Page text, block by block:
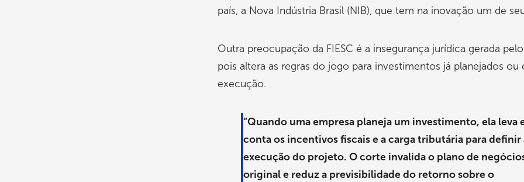
país, a Nova Indústria Brasil (NIB), que tem na inovação um de
Outra preocupação da FIESC é a insegurança jurídica gerada
pois altera as regras do jogo para investimentos já planejados ou
execução.
“Quando uma empresa planeja um investimento, ela leva
conta os incentivos fiscais e a carga tributária para definir
execução do projeto. O corte invalida o plano de
original e reduz a previsibilidade do retorno sobre o